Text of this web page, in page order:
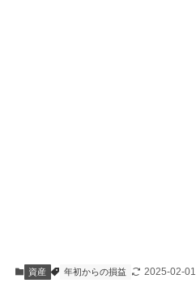
資産 年初からの損益 2025-02-01